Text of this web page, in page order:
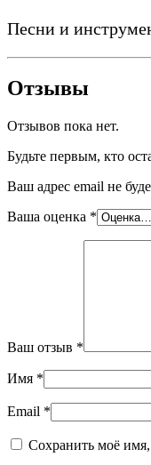
Песни и
Отзывы
Отзывов пока нет.
Будьте первым, кто
Ваш адрес email не
Ваша оценка *
Ваш отзыв *
Имя *
Email *
Сохранить моё